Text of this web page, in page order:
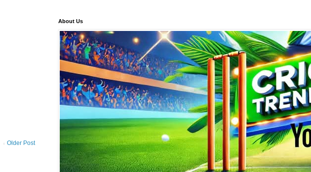
Older Post
About Us